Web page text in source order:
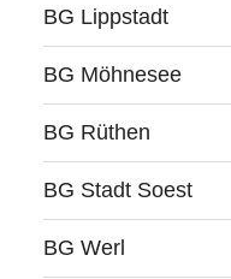
BG Lippstadt
BG Möhnesee
BG Rüthen
BG Stadt Soest
BG Werl